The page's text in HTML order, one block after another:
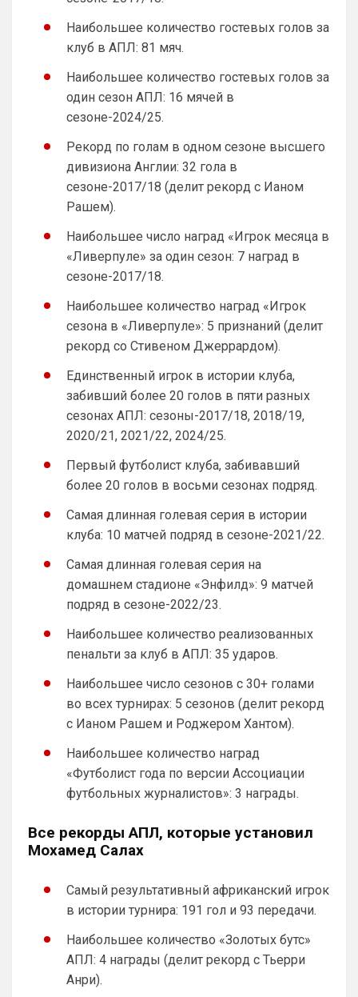
Наибольшее количество гостевых голов за
клуб в АПЛ: 81 мяч.
Наибольшее количество гостевых голов за
один сезон АПЛ: 16 мячей в
сезоне-2024/25.
Рекорд по голам в одном сезоне высшего
дивизиона Англии: 32 гола в
сезоне-2017/18 (делит рекорд с Ианом
Рашем).
Наибольшее число наград «Игрок месяца в
«Ливерпуле» за один сезон: 7 наград в
сезоне-2017/18.
Наибольшее количество наград «Игрок
сезона в «Ливерпуле»: 5 признаний (делит
рекорд со Стивеном Джеррардом).
Единственный игрок в истории клуба,
забивший более 20 голов в пяти разных
сезонах АПЛ: сезоны-2017/18, 2018/19,
2020/21, 2021/22, 2024/25.
Первый футболист клуба, забивавший
более 20 голов в восьми сезонах подряд.
Самая длинная голевая серия в истории
клуба: 10 матчей подряд в сезоне-2021/22.
Самая длинная голевая серия на
домашнем стадионе «Энфилд»: 9 матчей
подряд в сезоне-2022/23.
Наибольшее количество реализованных
пенальти за клуб в АПЛ: 35 ударов.
Наибольшее число сезонов с 30+ голами
во всех турнирах: 5 сезонов (делит рекорд
с Ианом Рашем и Роджером Хантом).
Наибольшее количество наград
«Футболист года по версии Ассоциации
футбольных журналистов»: 3 награды.
Все рекорды АПЛ, которые установил
Мохамед Салах
Самый результативный африканский игрок
в истории турнира: 191 гол и 93 передачи.
Наибольшее количество «Золотых бутс»
АПЛ: 4 награды (делит рекорд с Тьерри
Анри).
Ответ для Канонир
вот, кстати, из свежих трансферов
"успешных" ваших))) Гиттенса то куда пропал
у Вас? А как агент Гарначо поимел Вашего Т
А чё поимел-то? Гарначо сплавили в
Виллу, оттуда забрали Роджерса, обмен
Гиттенс сидит на лавке, где и должен
быть, основу он не тянет, будет
забаненных.
Britball• 21:27
Ответ для Канонир
страница Арсенала? Я ее легко и так нашел
бы. Я спросил про сортировку новостей, т
Пока что нет. Но идея хорошая. На
данный момент только категории.
это должно работать? Какие именно
новости тебя интересует?
SkaVik• 22:18
Ответ для Britball
Пока что нет. Но идея хорошая. На данный
момент только категории. Можешь показать
пример как именно это должно работать?
Как понял, выборочно новости о
"Арсенале".
Britball • 23:47
Ответ для SkaVik
"Арсенале".
ну пользователь будет иметь
возможность прям на главной странице
выбрать те новости, которые он хочет
читать. Например его интересуют только
трансферы Арсенала. Он выберет
Britball• 23:47
только трансферные новости Арсенала
например
Ответ для Канонир
Так и в Вашу помойку он ни за что не пойдет,
нужно быть конченным отморозью, чтобы
выбрать этот клуб. Одно дело при РА,
смеются, и через куй кидают, а Вини, так
вообще xyeм поводил по арсосальской
Роджерс тоже привет передал, красно-
беленькой мусорке, которая теперь
чемпионство.
Ответ для Канонир